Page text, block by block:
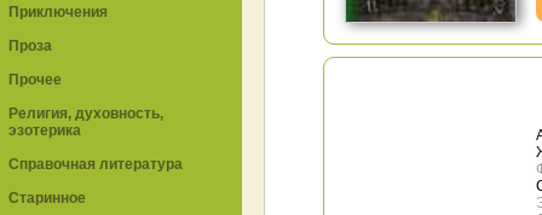
Приключения
Проза
Прочее
Религия, духовность,
эзотерика
Справочная литература
Старинное